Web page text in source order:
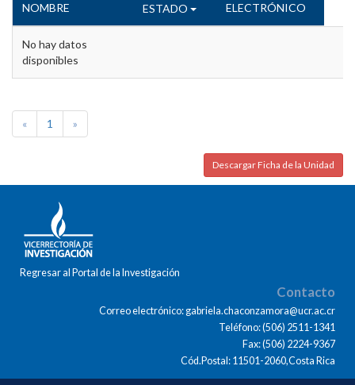
NOMBRE ESTADO
ELECTRÓNICO
No hay datos
disponibles
« 1 »
Descargar Ficha de la Unidad
Regresar al Portal de la Investigación
Contacto
Correo electrónico: gabriela.chaconzamora@ucr.ac.cr
Teléfono: (506) 2511-1341
Fax: (506) 2224-9367
Cód.Postal: 11501-2060,Costa Rica